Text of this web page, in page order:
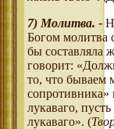
7) Молитва.-
Богом молитва
бы составляла
говорит:
то, что бываем
сопротивника»
лукаваго,
лукаваго». (